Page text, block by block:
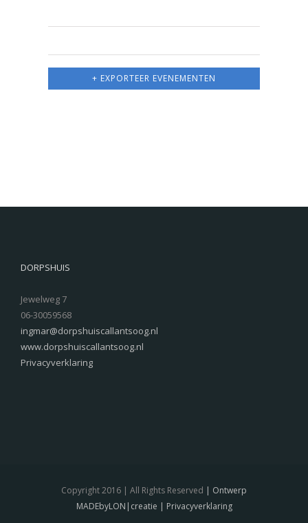
+ EXPORTEER EVENEMENTEN
DORPSHUIS
Jewelweg 7
06-30059568
ingmar@dorpshuiscallantsoog.nl
www.dorpshuiscallantsoog.nl
Privacyverklaring
Copyright 2016 | All Rights Reserved | Ontwerp
MADEbyLON|creatie | Privacyverklaring